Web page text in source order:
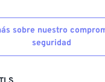
sobre nuestro
seguridad